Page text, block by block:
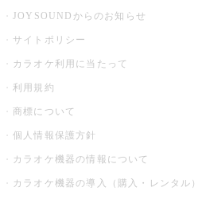
JOYSOUNDからのお知らせ
サイトポリシー
カラオケ利用に当たって
利用規約
商標について
個人情報保護方針
カラオケ機器の情報について
カラオケ機器の導入（購入・レンタル）